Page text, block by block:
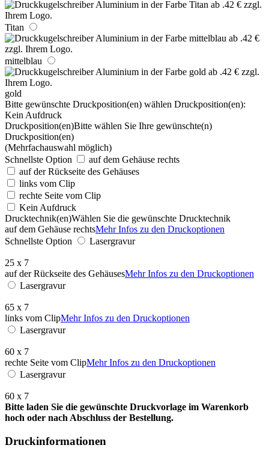
Titan
mittelblau
gold
Bitte gewünschte Druckposition(en) wählen Druckposition(en):
Kein Aufdruck
Druckposition(en)Bitte wählen Sie Ihre gewünschte(n)
Druckposition(en)
(Mehrfachauswahl möglich)
Schnellste Option
auf dem Gehäuse rechts
auf der Rückseite des Gehäuses
links vom Clip
rechte Seite vom Clip
Kein Aufdruck
Drucktechnik(en)Wählen Sie die gewünschte Drucktechnik
auf dem Gehäuse rechtsMehr Infos zu den Druckoptionen
Schnellste Option
Lasergravur
25 x 7
auf der Rückseite des GehäusesMehr Infos zu den Druckoptionen
Lasergravur
65 x 7
links vom ClipMehr Infos zu den Druckoptionen
Lasergravur
60 x 7
rechte Seite vom ClipMehr Infos zu den Druckoptionen
Lasergravur
60 x 7
Bitte laden Sie die gewünschte Druckvorlage im Warenkorb
hoch oder nach Abschluss der Bestellung.
Druckinformationen